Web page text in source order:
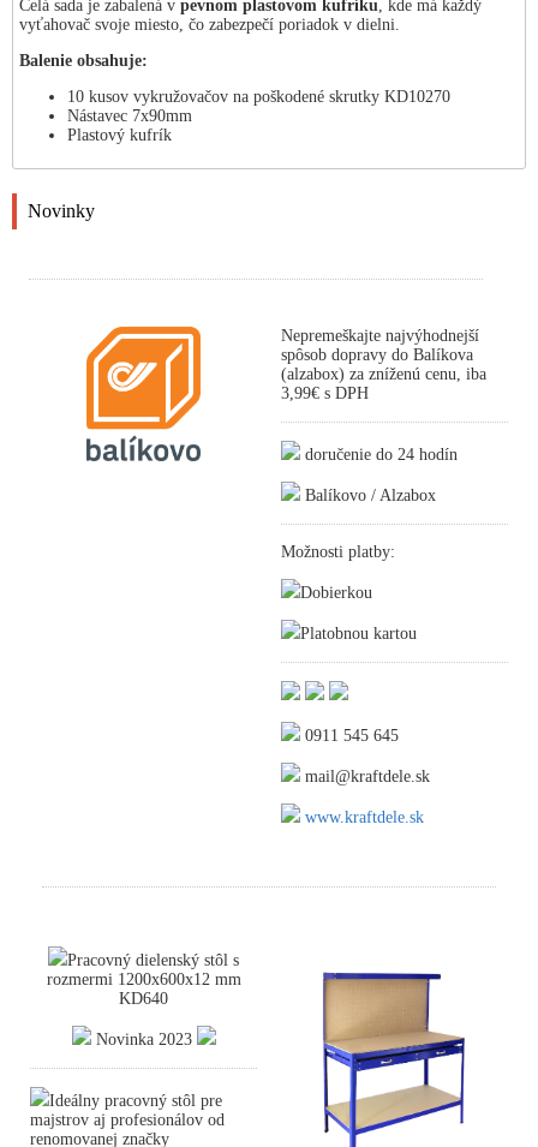
Celá sada je zabalená v pevnom plastovom kufríku, kde má každý
vyťahovač svoje miesto, čo zabezpečí poriadok v dielni.
Balenie obsahuje:
10 kusov vykružovačov na poškodené skrutky KD10270
Nástavec 7x90mm
Plastový kufrík
Novinky
Nepremeškajte najvýhodnejší
spôsob dopravy do Balíkova
(alzabox) za zníženú cenu, iba
3,99€ s DPH
doručenie do 24 hodín
Balíkovo / Alzabox
Možnosti platby:
Dobierkou
Platobnou kartou
0911 545 645
mail@kraftdele.sk
www.kraftdele.sk
Pracovný dielenský stôl s
rozmermi 1200x600x12 mm
KD640
Novinka 2023
Ideálny pracovný stôl pre
majstrov aj profesionálov od
renomovanej značky